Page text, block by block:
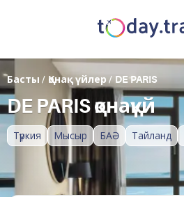
Түркия Мысыр БАӘ Тайланд
Басты / Қонақ үйлер/ DE PARIS
DE PARIS қонақүй